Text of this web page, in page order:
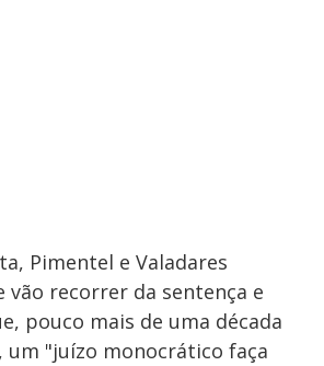
Pimentel e Valadares
vão recorrer da sentença e
pouco mais de uma década
um "juízo monocrático faça